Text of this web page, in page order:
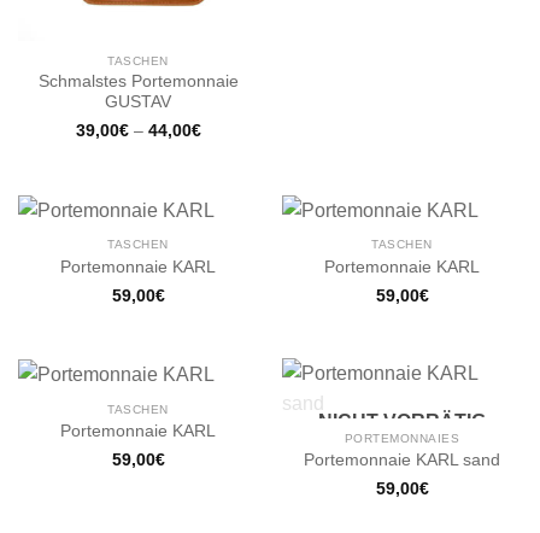
TASCHEN
Schmalstes Portemonnaie
GUSTAV
39,00€– 44,00€
TASCHEN
Portemonnaie KARL
59,00€
TASCHEN
Portemonnaie KARL
59,00€
TASCHEN
Portemonnaie KARL
59,00€
NICHT VORRÄTIG
PORTEMONNAIES
Portemonnaie KARL sand
59,00€